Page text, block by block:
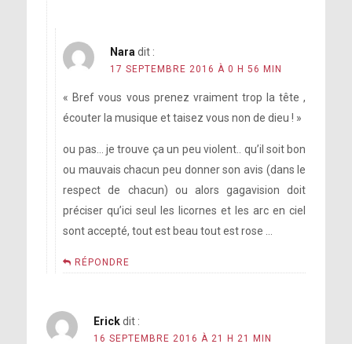
Nara dit :
17 SEPTEMBRE 2016 À 0 H 56 MIN
« Bref vous vous prenez vraiment trop la tête ,
écouter la musique et taisez vous non de dieu ! »
ou pas… je trouve ça un peu violent.. qu’il soit bon
ou mauvais chacun peu donner son avis (dans le
respect de chacun) ou alors gagavision doit
préciser qu’ici seul les licornes et les arc en ciel
sont accepté, tout est beau tout est rose …
RÉPONDRE
Erick dit :
16 SEPTEMBRE 2016 À 21 H 21 MIN